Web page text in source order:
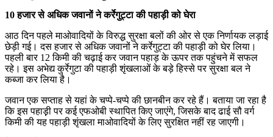
10 हजार से अधिक जवानों ने कर्रेगुट्टा की पहाड़ी को घेरा
आठ दिन पहले माओवादियों के विरुद्ध सुरक्षा बलों की ओर से एक निर्णायक लड़ाई
छेड़ी गई। दस हजार से अधिक जवानों ने कर्रेगुट्टा की पहाड़ी को घेर लिया।
पहली बार 12 किमी की चढ़ाई कर जवान पहाड़ के ऊपर तक पहुंचने में सफल
रहे। इस अभेद्य कुर्रेगुटा की पहाड़ी शृंखलाओं के बड़े हिस्से पर सुरक्षा बल ने
कब्जा कर लिया है।
जवान एक सप्ताह से यहां के चप्पे-चप्पे की छानबीन कर रहे हैं। बताया जा रहा है
कि इस पहाड़़ी पर कई एफओबी स्थापित किए जाएंगे, जिसके बाद ढाई सौ वर्ग
किमी की यह पहाड़ी शृंखला माओवादियों के लिए सुरक्षित नहीं रह जाएगी।